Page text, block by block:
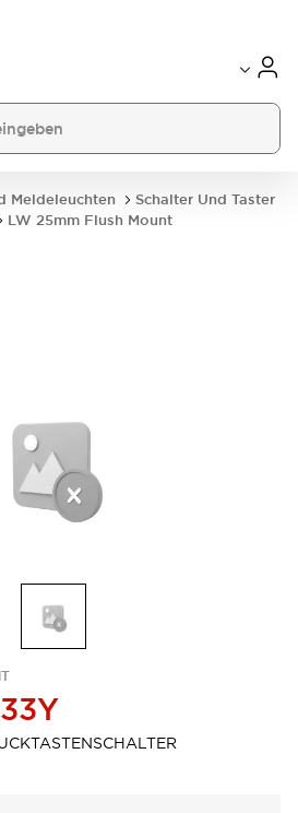
Meldeleuchten
Schalter Und Taster
LW 25mm Flush Mount